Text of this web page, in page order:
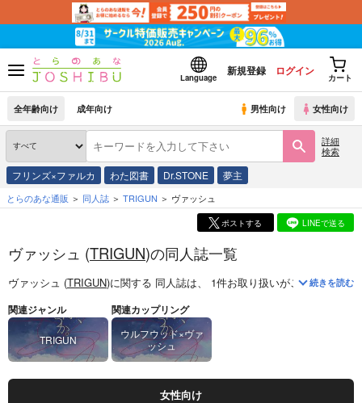
Language
新規登録 ログイン
カート
全年齢向け 成年向け 男性向け 女性向け
詳細
検索
フリンズ×ファルカ わた図書 Dr.STONE 夢主
とらのあな通販 同人誌 TRIGUN ヴァッシュ
ポストする LINEで送る
ヴァッシュ (TRIGUN)の同人誌一覧
ヴァッシュ (TRIGUN)に関する 同人誌は、 1件お取り扱いがございます。
続きを読む
関連ジャンル
TRIGUN
関連カップリング
ウルフウッド×ヴァ
ッシュ
女性向け